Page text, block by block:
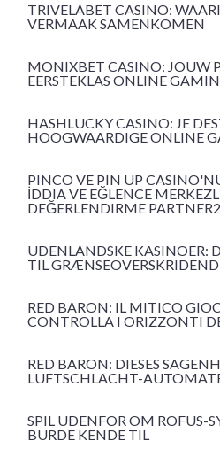
TRIVELABET CASINO:
VERMAAK SAMENKOMEN
MONIXBET CASINO: JOUW
EERSTEKLAS ONLINE
HASHLUCKY CASINO: JE
HOOGWAARDIGE ONLINE
PINCO VE PIN UP
İDDIA VE EĞLENCE
DEĞERLENDIRME
UDENLANDSKE KASINOER:
TIL
RED BARON: IL MITICO
CONTROLLA I ORIZZONTI
RED BARON: DIESES
LUFTSCHLACHT-
SPIL UDENFOR OM ROFUS-
BURDE KENDE TIL